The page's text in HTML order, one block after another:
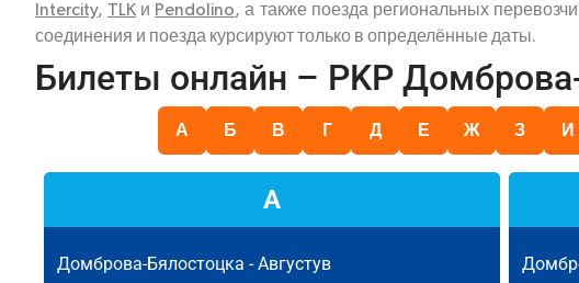
Intercity, TLK и Pendolino, а также поезда региональных
соединения и поезда курсируют только в определённые даты.
Билеты онлайн – PKP
А Б В Г Д Е Ж З И
А
Домброва-Бялостоцка -Августув